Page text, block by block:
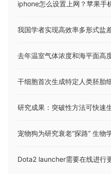
去年温室气体浓度和海平面高